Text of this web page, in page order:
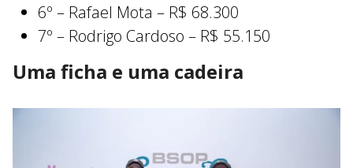
6º – Rafael Mota – R$ 68.300
7º – Rodrigo Cardoso – R$ 55.150
Uma ficha e uma cadeira